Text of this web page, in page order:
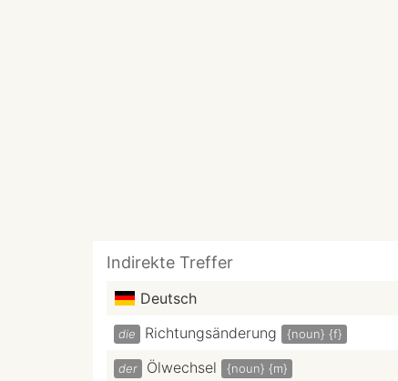
Indirekte Treffer
Deutsch
die Richtungsänderung {noun} {f}
der Ölwechsel {noun} {m}